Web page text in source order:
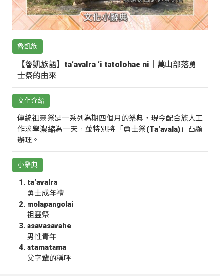
魯凱族
【魯凱族語】ta‘avalra ‘i tatolohae ni｜萬山部落勇
士祭的由來
文化介紹
傳統祖靈祭是一系列為期四個月的祭典，現今配合族人工
作求學濃縮為一天，並特別將「勇士祭(Ta‘avala)」凸顯
辦理。
小辭典
ta‘avalra
勇士成年禮
molapangolai
祖靈祭
asavasavahe
男性青年
atamatama
父字輩的稱呼